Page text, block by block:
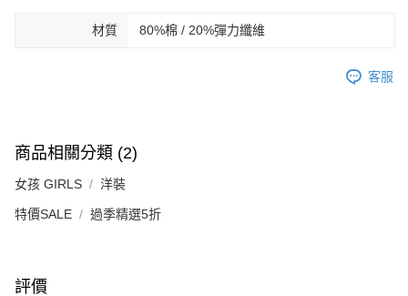
材質 80%棉 / 20%彈力纖維
客服
商品相關分類 (2)
女孩 GIRLS 洋裝
特價SALE 過季精選5折
評價